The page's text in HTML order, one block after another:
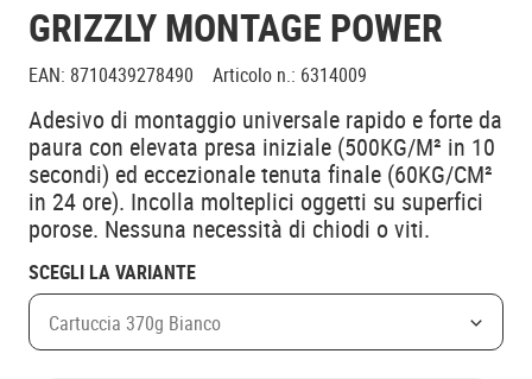
GRIZZLY MONTAGE POWER
EAN: 8710439278490 Articolo n.: 6314009
Adesivo di montaggio universale rapido e forte da
paura con elevata presa iniziale (500KG/M² in 10
secondi) ed eccezionale tenuta finale (60KG/CM²
in 24 ore). Incolla molteplici oggetti su superfici
porose. Nessuna necessità di chiodi o viti.
SCEGLI LA VARIANTE
Cartuccia 370g Bianco